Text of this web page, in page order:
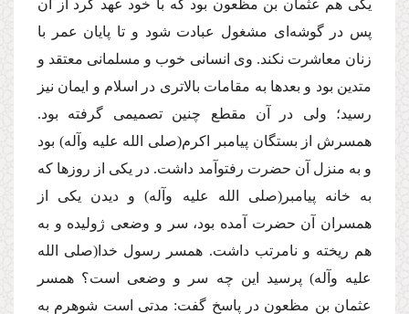
یكى هم عثمان بن مظعون بود كه با خود عهد كرد از آن
پس در گوشه‌اى مشغول عبادت شود و تا پایان عمر با
زنان معاشرت نكند. وى انسانى خوب و مسلمانى معتقد و
متدین بود و بعدها به مقامات بالاترى در اسلام و ایمان نیز
رسید؛ ولى در آن مقطع چنین تصمیمى گرفته بود.
همسرش از بستگان پیامبر اكرم(صلى الله علیه وآله) بود
و به منزل آن حضرت رفتوآمد داشت. در یكى از روزها كه
به خانه پیامبر(صلى الله علیه وآله)و دیدن یكى از
همسران آن حضرت آمده بود، سر و وضعى ژولیده و به
هم ریخته و نامرتب داشت. همسر رسول خدا (صلى الله
علیه وآله) پرسید این چه سر و وضعى است؟ همسر
عثمان بن مظعون در پاسخ گفت: مدتى است شوهرم به